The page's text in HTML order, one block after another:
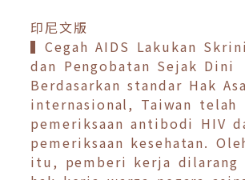
印尼文版
▍Cegah AIDS Lakukan
dan Pengobatan Sejak Dini
Berdasarkan standar Hak
internasional, Taiwan telah
pemeriksaan antibodi HIV
pemeriksaan kesehatan.
itu, pemberi kerja dilarang